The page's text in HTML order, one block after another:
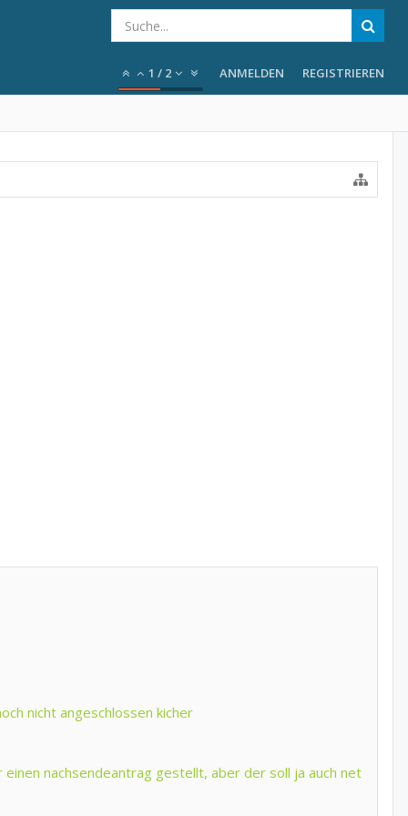
1 / 2 ANMELDEN REGISTRIEREN
nicht angeschlossen kicher
nachsendeantrag gestellt, aber der soll ja auch net